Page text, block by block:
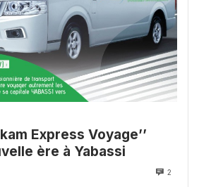
Express Voyage’’
ère à Yabassi
2